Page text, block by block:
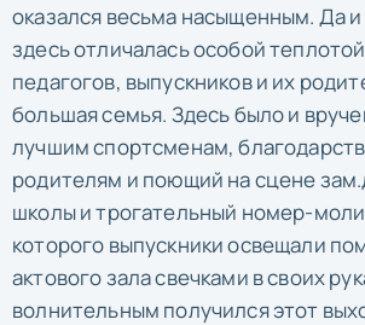
оказался весьма насыщенным. Да
здесь отличалась особой
педагогов, выпускников и их
большая семья. Здесь было и
лучшим спортсменам,
родителям и поющий на сцене
школы и трогательный номер-
которого выпускники освещали
актового зала свечками в своих
волнительным получился этот